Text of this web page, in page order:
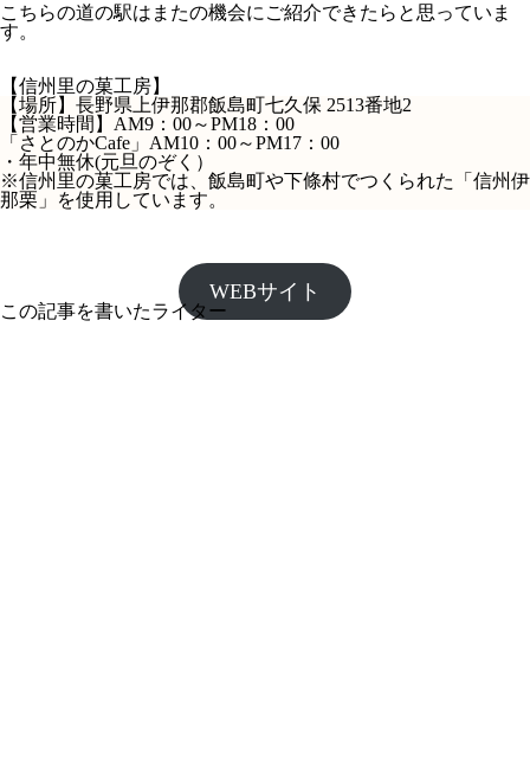
こちらの道の駅はまたの機会にご紹介できたらと思っていま
す。
【信州里の菓工房】
【場所】 長野県上伊那郡飯島町七久保 2513番地2
【営業時間】 AM9：00～PM18：00
「さとのかCafe」AM10：00～PM17：00
・年中無休(元旦のぞく）
※信州里の菓工房では、飯島町や下條村でつくられた「信州伊
那栗」を使用しています。
WEBサイト
この記事を書いたライター